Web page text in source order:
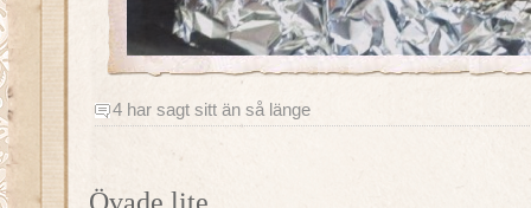
4 har sagt sitt än så länge